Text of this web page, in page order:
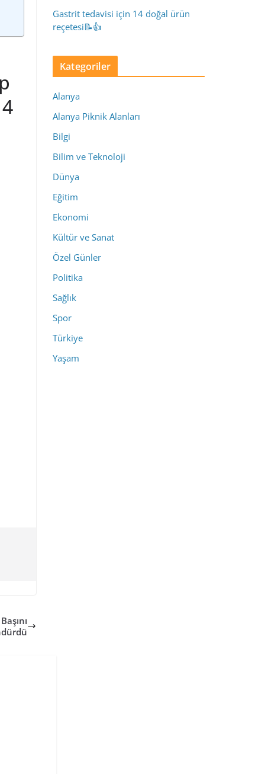
Gastrit tedavisi için 14 doğal ürün
reçetesi📝👍
Kategoriler
Alanya
Alanya Piknik Alanları
Bilgi
Bilim ve Teknoloji
Dünya
Eğitim
Ekonomi
Kültür ve Sanat
Özel Günler
Politika
Sağlık
Spor
Türkiye
Yaşam